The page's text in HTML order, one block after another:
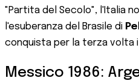
"Partita del Secolo", l'Italia
l'esuberanza del Brasile di
conquista per la terza volta
Messico 1986: